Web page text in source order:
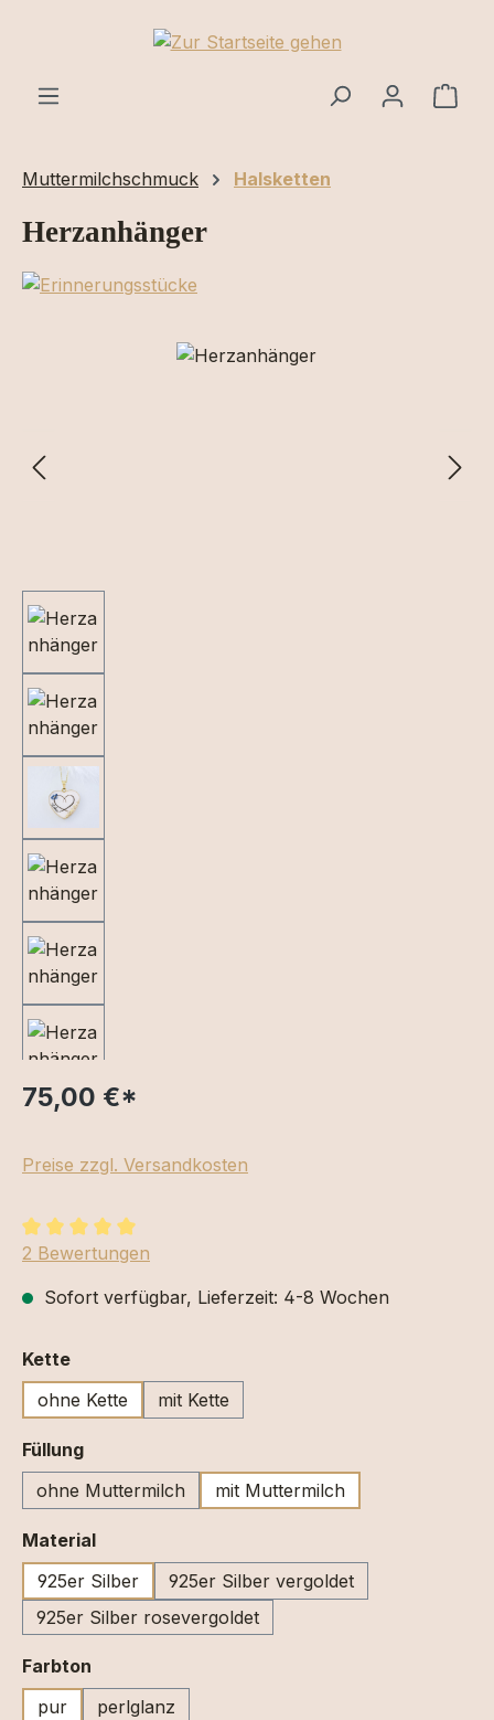
Zum Hauptinhalt springen
Muttermilchschmuck Halsketten
Herzanhänger
Bildergalerie überspringen
75,00 €*
Preise zzgl. Versandkosten
Durchschnittliche Bewertung von 5 von 5 Sternen
2 Bewertungen
Sofort verfügbar, Lieferzeit: 4-8 Wochen
Ketteauswählen
ohne Kette
mit Kette
Füllungauswählen
ohne Muttermilch
mit Muttermilch
Materialauswählen
925er Silber
925er Silber vergoldet
925er Silber rosevergoldet
Farbton
pur
perlglanz